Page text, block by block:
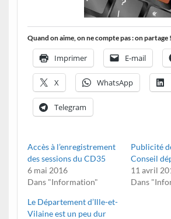
Quand on aime, on ne compte pas : on partage
Imprimer E-mail
X WhatsApp
Telegram
Accès à l’enregistrement
des sessions du CD35
6 mai 2016
Dans "Information"
Publicité
Conseil
11 avril
Dans
Le Département d’Ille-et-
Vilaine est un peu dur